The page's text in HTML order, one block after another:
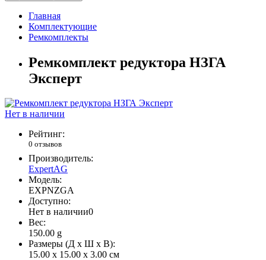
Главная
Комплектующие
Ремкомплекты
Ремкомплект редуктора НЗГА
Эксперт
Нет в наличии
Рейтинг:
0 отзывов
Производитель:
ExpertAG
Модель:
EXPNZGA
Доступно:
Нет в наличии0
Вес:
150.00 g
Размеры (Д x Ш x В):
15.00 x 15.00 x 3.00 см